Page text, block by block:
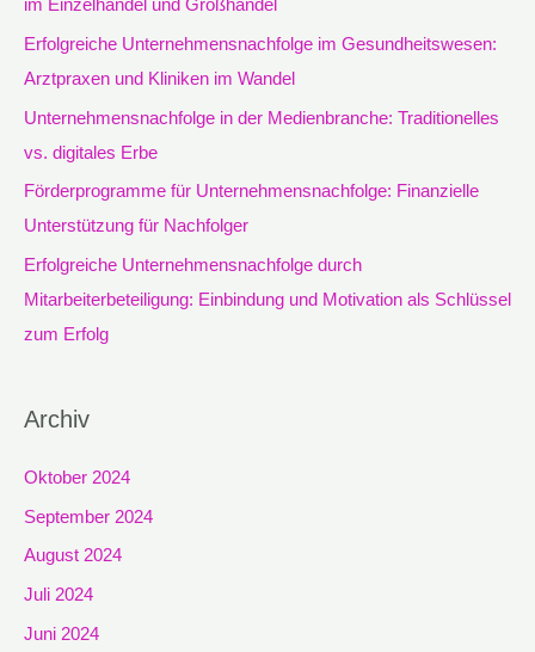
im Einzelhandel und Großhandel
Erfolgreiche Unternehmensnachfolge im Gesundheitswesen:
Arztpraxen und Kliniken im Wandel
Unternehmensnachfolge in der Medienbranche: Traditionelles
vs. digitales Erbe
Förderprogramme für Unternehmensnachfolge: Finanzielle
Unterstützung für Nachfolger
Erfolgreiche Unternehmensnachfolge durch
Mitarbeiterbeteiligung: Einbindung und Motivation als Schlüssel
zum Erfolg
Archiv
Oktober 2024
September 2024
August 2024
Juli 2024
Juni 2024